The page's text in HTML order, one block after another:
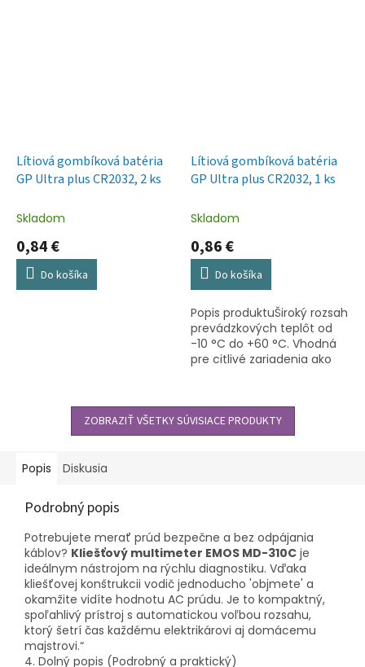
Lítiová gombíková batéria
GP Ultra plus CR2032, 2 ks
Skladom
0,84 €
Do košíka
Lítiová gombíková batéria
GP Ultra plus CR2032, 1 ks
Skladom
0,86 €
Do košíka
Popis produktuŠiroký rozsah
prevádzkových teplôt od
-10 °C do +60 °C. Vhodná
pre citlivé zariadenia ako
autoalarmy, tlakomery,...
ZOBRAZIŤ VŠETKY SÚVISIACE PRODUKTY
Popis Diskusia
Podrobný popis
Potrebujete merať prúd bezpečne a bez odpájania
káblov? Kliešťový multimeter EMOS MD-310C je
ideálnym nástrojom na rýchlu diagnostiku. Vďaka
kliešťovej konštrukcii vodič jednoducho 'objmete' a
okamžite vidíte hodnotu AC prúdu. Je to kompaktný,
spoľahlivý prístroj s automatickou voľbou rozsahu,
ktorý šetrí čas každému elektrikárovi aj domácemu
majstrovi.“
4. Dolný popis (Podrobný a praktický)